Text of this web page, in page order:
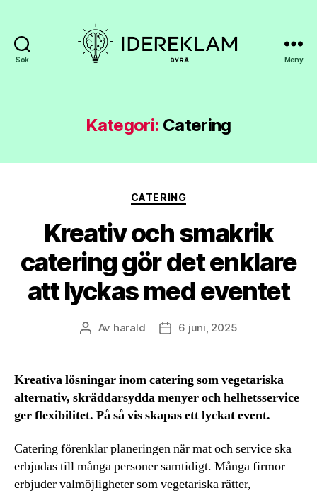
Sök Meny
Kategori: Catering
Kategorier
CATERING
Kreativ och smakrik
catering gör det enklare
att lyckas med eventet
Inläggsförfattare
Av harald Inläggsdatum
6 juni, 2025
Kreativa lösningar inom catering som vegetariska
alternativ, skräddarsydda menyer och helhetsservice
ger flexibilitet. På så vis skapas ett lyckat event.
Catering förenklar planeringen när mat och service ska
erbjudas till många personer samtidigt. Många firmor
erbjuder valmöjligheter som vegetariska rätter,